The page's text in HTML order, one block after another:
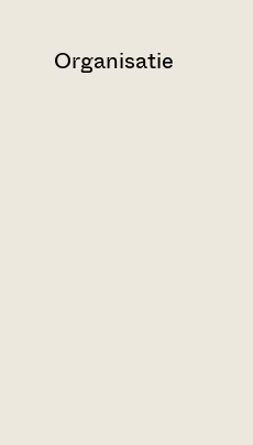
Organisatie